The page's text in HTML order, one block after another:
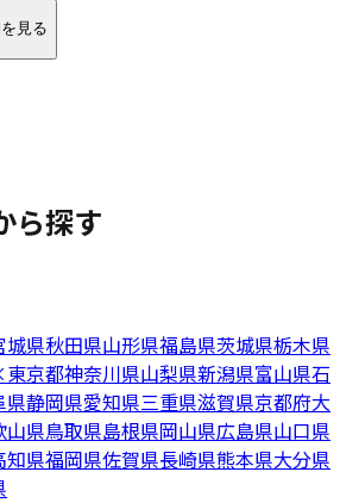
見る
ら探す
城県秋田県山形県福島県茨城県栃木県
東京都神奈川県山梨県新潟県富山県石
県静岡県愛知県三重県滋賀県京都府大
山県鳥取県島根県岡山県広島県山口県
知県福岡県佐賀県長崎県熊本県大分県